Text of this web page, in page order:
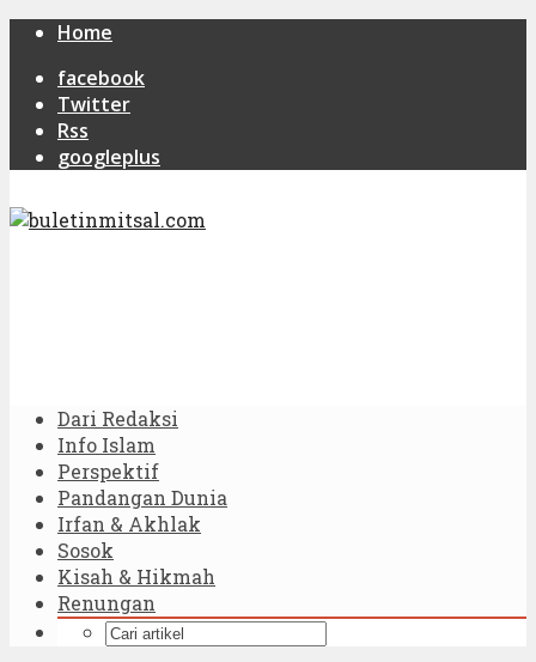
Home
facebook
Twitter
Rss
googleplus
Dari Redaksi
Info Islam
Perspektif
Pandangan Dunia
Irfan & Akhlak
Sosok
Kisah & Hikmah
Renungan